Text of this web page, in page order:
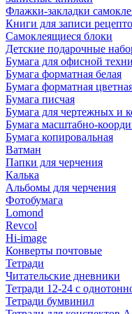
Флажки-закладки
Книги для записи
Самоклеящиеся блоки
Детские подарочные
Бумага для офисной
Бумага форматная белая
Бумага форматная
Бумага писчая
Бумага для чертежных и
Бумага масштабно-
Бумага копировальная
Ватман
Папки для черчения
Калька
Альбомы для черчения
Фотобумага
Lomond
Revcol
Hi-image
Конверты почтовые
Тетради
Читательские дневники
Тетради 12-24 с
Тетради бумвинил